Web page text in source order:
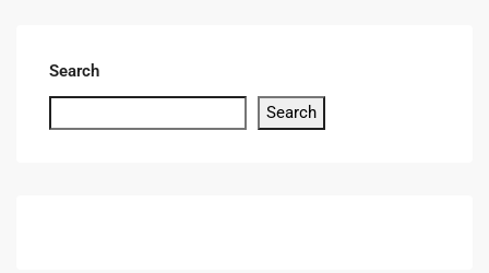
Search
Search